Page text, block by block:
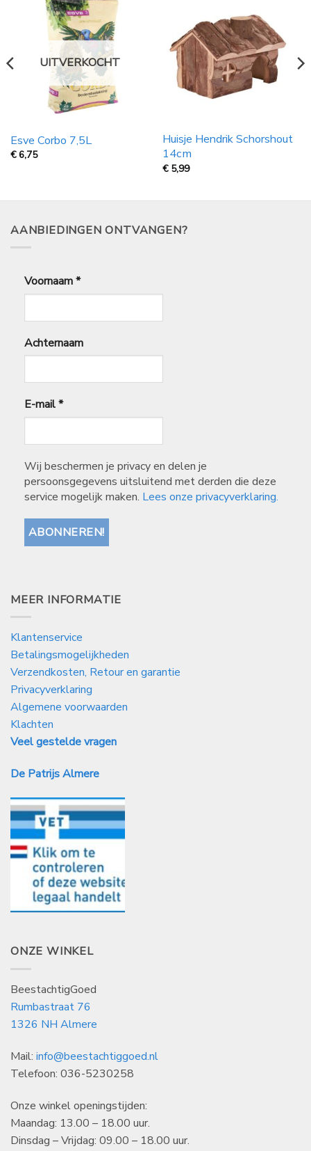
UITVERKOCHT
Esve Corbo 7,5L
€6,75
Huisje Hendrik Schorshout
14cm
€ 5,99
AANBIEDINGEN ONTVANGEN?
Voornaam*
Achternaam
E-mail*
Wij beschermen je privacy en delen je
persoonsgegevens uitsluitend met derden die deze
service mogelijk maken. Lees onze privacyverklaring.
MEER INFORMATIE
Klantenservice
Betalingsmogelijkheden
Verzendkosten, Retour en garantie
Privacyverklaring
Algemene voorwaarden
Klachten
Veel gestelde vragen
De Patrijs Almere
ONZE WINKEL
BeestachtigGoed
Rumbastraat 76
1326 NH Almere
Mail: info@beestachtiggoed.nl
Telefoon: 036-5230258
Onze winkel openingstijden:
Maandag: 13.00 – 18.00 uur.
Dinsdag – Vrijdag: 09.00 – 18.00 uur.